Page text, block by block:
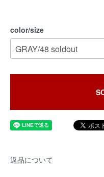
color/size
返品について